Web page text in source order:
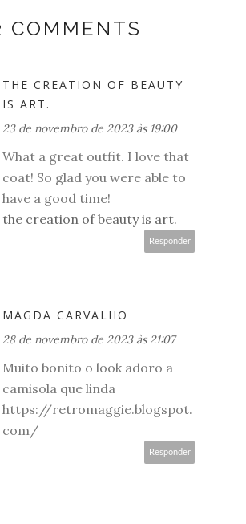
COMMENTS
THE CREATION OF BEAUTY
IS ART.
23 de novembro de 2023 às 19:00
What a great outfit. I love that
coat! So glad you were able to
have a good time!
the creation of beauty is art.
Responder
MAGDA CARVALHO
28 de novembro de 2023 às 21:07
Muito bonito o look adoro a
camisola que linda
https://retromaggie.blogspot.
com/
Responder